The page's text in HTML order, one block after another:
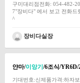
구미대리점전화: 054-482-
7"장비다" 에서 보고 전화드
^
장비다실장
얀마/이앙기/6조식/YR6D/
기대번호:신제품가격:하자